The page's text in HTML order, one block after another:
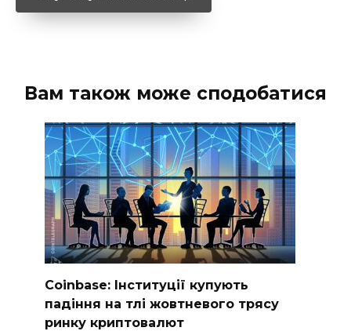
Вам також може сподобатися
Coinbase: Інституції купують
падіння на тлі жовтневого трясу
ринку криптовалют